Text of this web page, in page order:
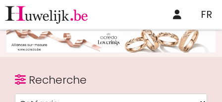
FR
Recherche